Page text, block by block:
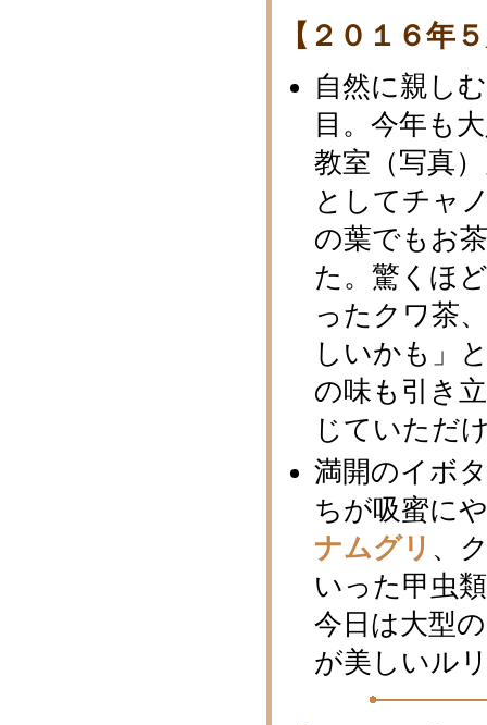
【２０１６年
自然に親し
目。今年も
教室（写真
としてチャ
の葉でもお
た。驚くほ
ったクワ茶
しいかも」
の味も引き
じていただ
満開のイボ
ちが吸蜜に
ナムグリ 、
いった甲虫
今日は大型
が美しいル